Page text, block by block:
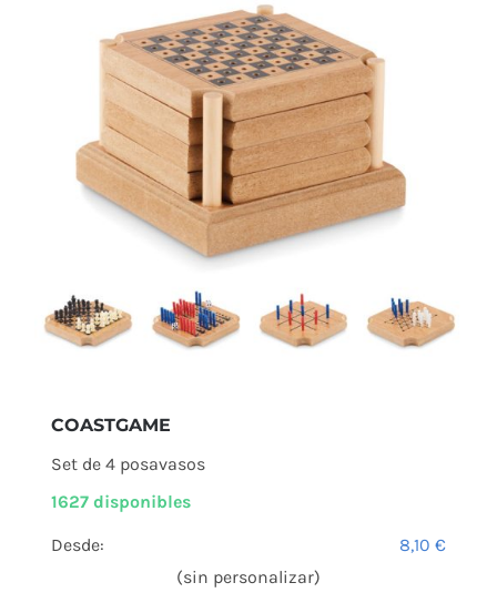
COASTGAME
Set de 4 posavasos
1627 disponibles
Desde: 8,10€
(sin personalizar)